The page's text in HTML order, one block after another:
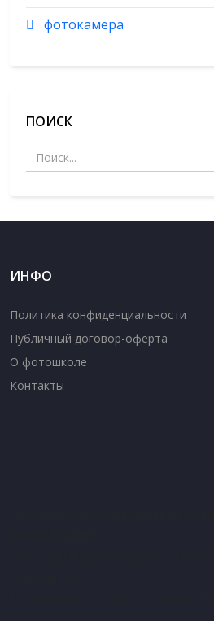
фотокамера
ПОИСК
ИНФО
Политика конфиденциальности
Публичный договор-оферта
О фотошколе
Контакты